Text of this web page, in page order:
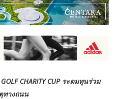
CHARITY CUP ระดมทุนร่วม
ทางถนน